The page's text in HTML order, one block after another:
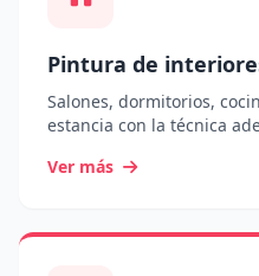
Pintura de
Salones, dormitorios,
estancia con la técnica
Ver más